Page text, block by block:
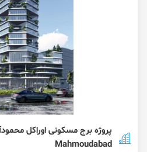
Mahmoudabad